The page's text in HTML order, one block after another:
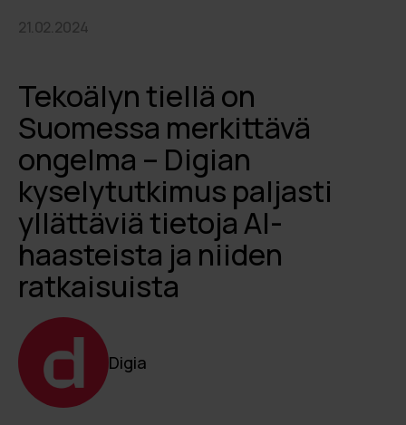
21.02.2024
Tekoälyn tiellä on
Suomessa merkittävä
ongelma – Digian
kyselytutkimus paljasti
yllättäviä tietoja AI-
haasteista ja niiden
ratkaisuista
Digia